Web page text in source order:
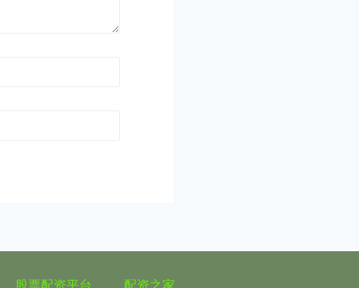
股票配资平台 配资之家